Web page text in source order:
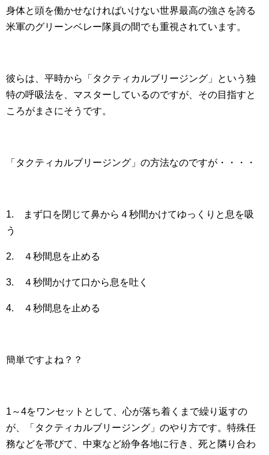
身体と頭を働かせなければいけない世界最高の強さを誇る
米軍のグリーンベレー隊員の間でも重視されています。
彼らは、平時から「タクティカルブリージング」という独
特の呼吸法を、マスターしているのですが、その目指すと
ころがまさにそうです。
「タクティカルブリージング」の方法なのですが・・・・
1. まず口を閉じて鼻から４秒間かけてゆっくりと息を吸
う
2. ４秒間息を止める
3. ４秒間かけて口から息を吐く
4. ４秒間息を止める
簡単ですよね？？
1～4をワンセットとして、心が落ち着くまで繰り返すの
が、「タクティカルブリージング」のやり方です。特殊任
務などを帯びて、中東など紛争各地に行き、死と隣り合わ